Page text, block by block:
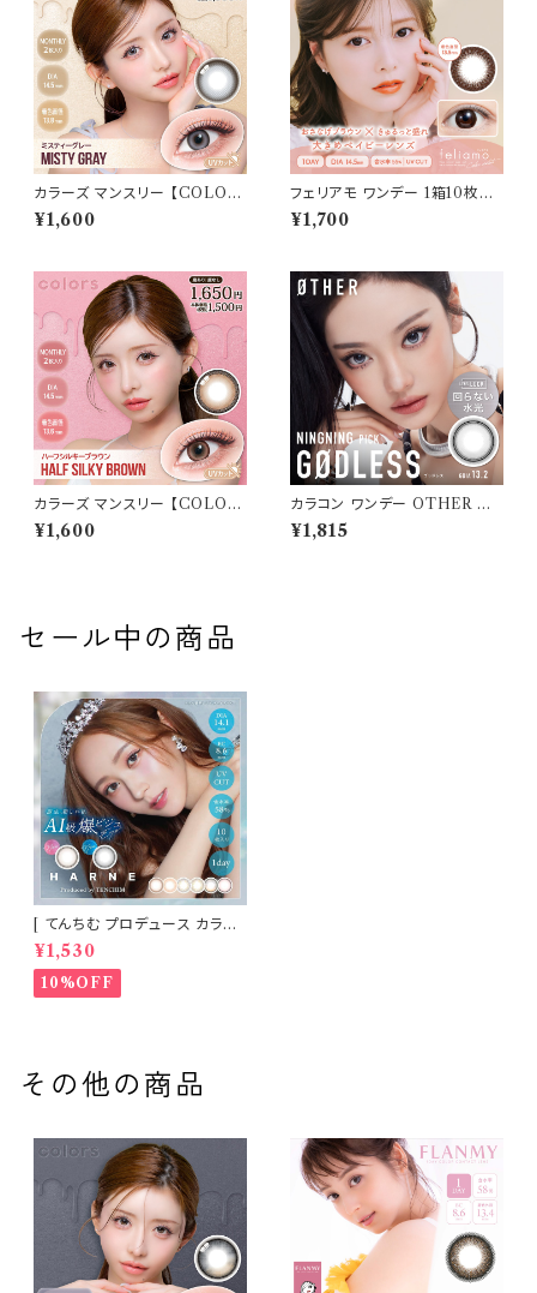
カラーズ マンスリー 【COLOR：
ミスティーグレー】 【1箱2枚入】【
一条響 イメージモデル 】 韓国
トレンズ
¥1,600
フェリアモ ワンデー 1箱10枚入
り【COLOR：シャイニーブラウ
ン】 白石麻衣（まいやん） イメー
クト コンタクトレンズ
¥1,700
カラーズ マンスリー 【COLOR：
ハーフシルキーブラウン】 【1箱2
枚入】【 一条響 イメージモデル
¥1,600
カラコン ワンデー OTHER ア
ザー 【COLOR：GODLESS -
ゴッドレス(グレー)】NEWデビュ
¥1,815
セール中の商品
[ てんちむ プロデュース カラコ
ン ] HARNE (ハルネ) ワンデー
1day 10枚入り （当日発送） 1da
y
¥1,530
10%OFF
その他の商品